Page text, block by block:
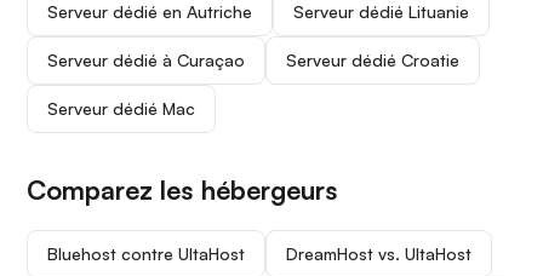
Serveur dédié en Autriche Serveur dédié Lituanie
Serveur dédié à Curaçao Serveur dédié Croatie
Serveur dédié Mac
Comparez les hébergeurs
Bluehost contre UltaHost DreamHost vs. UltaHost